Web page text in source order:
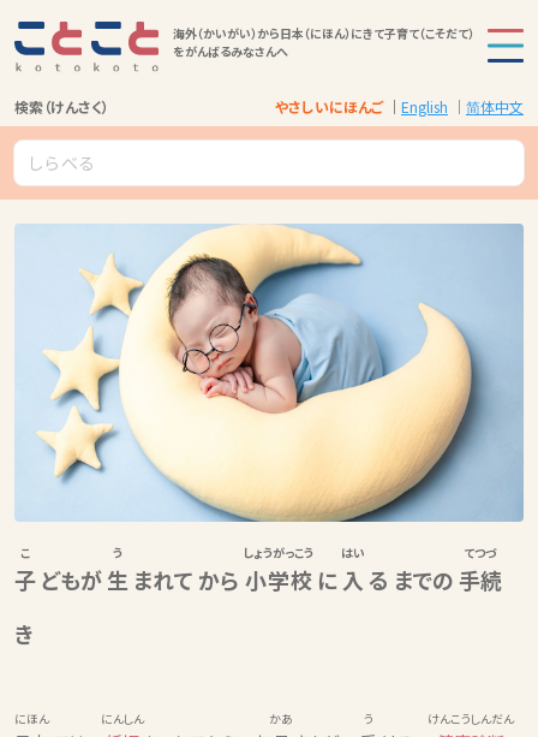
海外（かいがい）から日本（にほん）にきて子育て（こそだて）
をがんばるみなさんへ
検索（けんさく） やさしいにほんご English 简体中文
子
こ
どもが生
う
まれて から 小学校
しょうがっこう
に 入
はい
る までの手続
てつづ
き
にほん にんしん かあ う けんこうしんだん